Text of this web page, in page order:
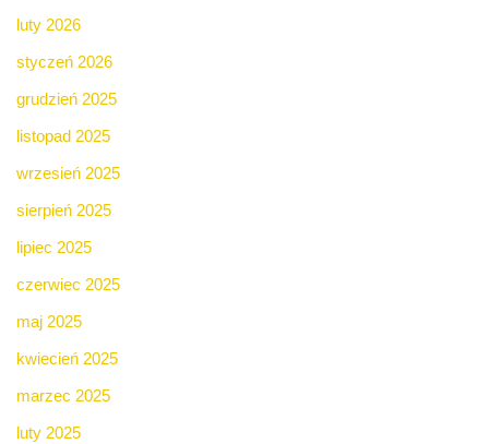
luty 2026
styczeń 2026
grudzień 2025
listopad 2025
wrzesień 2025
sierpień 2025
lipiec 2025
czerwiec 2025
maj 2025
kwiecień 2025
marzec 2025
luty 2025